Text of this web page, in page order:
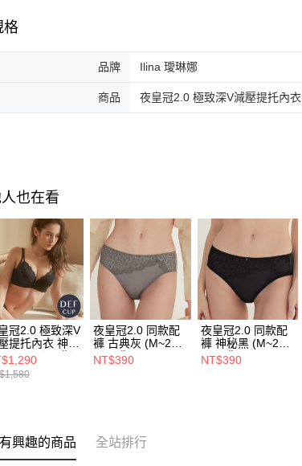
格
品牌 Ilina 璦琳娜
商品 夜皇冠2.0 極致深V減壓提托內衣
也在看
2.0 極致深V
提托內衣 神秘
D-F ) 【預購】
夜皇冠2.0 同款配
褲 古典灰 (M~2L )
【預購】
NT$390
夜皇冠2.0 同款配
褲 神秘黑 (M~2L )
【預購】
NT$390
興趣的商品 全站排行